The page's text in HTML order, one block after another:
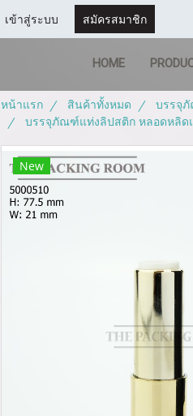
เข้าสู่ระบบ สมัครสมาชิก
HOME
หน้าแรก สินค้าทั้งหมด บรรจุ
บรรจุภัณฑ์แท่งลิปสติก หลอดหลิด
New